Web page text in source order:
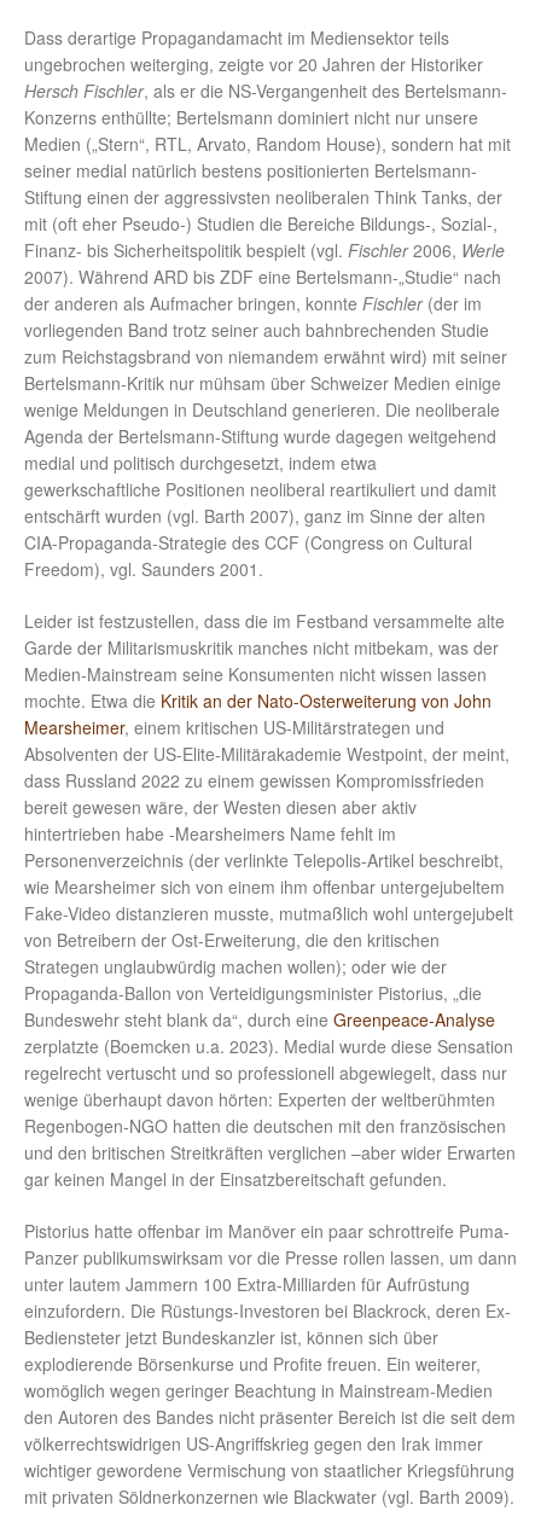
Dass derartige Propagandamacht im Mediensektor teils
ungebrochen weiterging, zeigte vor 20 Jahren der Historiker
Hersch Fischler, als er die NS-Vergangenheit des Bertelsmann-
Konzerns enthüllte; Bertelsmann dominiert nicht nur unsere
Medien („Stern“, RTL, Arvato, Random House), sondern hat mit
seiner medial natürlich bestens positionierten Bertelsmann-
Stiftung einen der aggressivsten neoliberalen Think Tanks, der
mit (oft eher Pseudo-) Studien die Bereiche Bildungs-, Sozial-,
Finanz- bis Sicherheitspolitik bespielt (vgl. Fischler2006, Werle
2007). Während ARD bis ZDF eine Bertelsmann-„Studie“ nach
der anderen als Aufmacher bringen, konnte Fischler(der im
vorliegenden Band trotz seiner auch bahnbrechenden Studie
zum Reichstagsbrand von niemandem erwähnt wird) mit seiner
Bertelsmann-Kritik nur mühsam über Schweizer Medien einige
wenige Meldungen in Deutschland generieren. Die neoliberale
Agenda der Bertelsmann-Stiftung wurde dagegen weitgehend
medial und politisch durchgesetzt, indem etwa
gewerkschaftliche Positionen neoliberal reartikuliert und damit
entschärft wurden (vgl. Barth 2007), ganz im Sinne der alten
CIA-Propaganda-Strategie des CCF (Congress on Cultural
Freedom), vgl. Saunders 2001.
Leider ist festzustellen, dass die im Festband versammelte alte
Garde der Militarismuskritik manches nicht mitbekam, was der
Medien-Mainstream seine Konsumenten nicht wissen lassen
mochte. Etwa die Kritik an der Nato-Osterweiterung von John
Mearsheimer, einem kritischen US-Militärstrategen und
Absolventen der US-Elite-Militärakademie Westpoint, der meint,
dass Russland 2022 zu einem gewissen Kompromissfrieden
bereit gewesen wäre, der Westen diesen aber aktiv
hintertrieben habe -Mearsheimers Name fehlt im
Personenverzeichnis (der verlinkte Telepolis-Artikel beschreibt,
wie Mearsheimer sich von einem ihm offenbar untergejubeltem
Fake-Video distanzieren musste, mutmaßlich wohl untergejubelt
von Betreibern der Ost-Erweiterung, die den kritischen
Strategen unglaubwürdig machen wollen); oder wie der
Propaganda-Ballon von Verteidigungsminister Pistorius, „die
Bundeswehr steht blank da“, durch eine Greenpeace-Analyse
zerplatzte (Boemcken u.a. 2023). Medial wurde diese Sensation
regelrecht vertuscht und so professionell abgewiegelt, dass nur
wenige überhaupt davon hörten: Experten der weltberühmten
Regenbogen-NGO hatten die deutschen mit den französischen
und den britischen Streitkräften verglichen –aber wider Erwarten
gar keinen Mangel in der Einsatzbereitschaft gefunden.
Pistorius hatte offenbar im Manöver ein paar schrottreife Puma-
Panzer publikumswirksam vor die Presse rollen lassen, um dann
unter lautem Jammern 100 Extra-Milliarden für Aufrüstung
einzufordern. Die Rüstungs-Investoren bei Blackrock, deren Ex-
Bediensteter jetzt Bundeskanzler ist, können sich über
explodierende Börsenkurse und Profite freuen. Ein weiterer,
womöglich wegen geringer Beachtung in Mainstream-Medien
den Autoren des Bandes nicht präsenter Bereich ist die seit dem
völkerrechtswidrigen US-Angriffskrieg gegen den Irak immer
wichtiger gewordene Vermischung von staatlicher Kriegsführung
mit privaten Söldnerkonzernen wie Blackwater (vgl. Barth 2009).